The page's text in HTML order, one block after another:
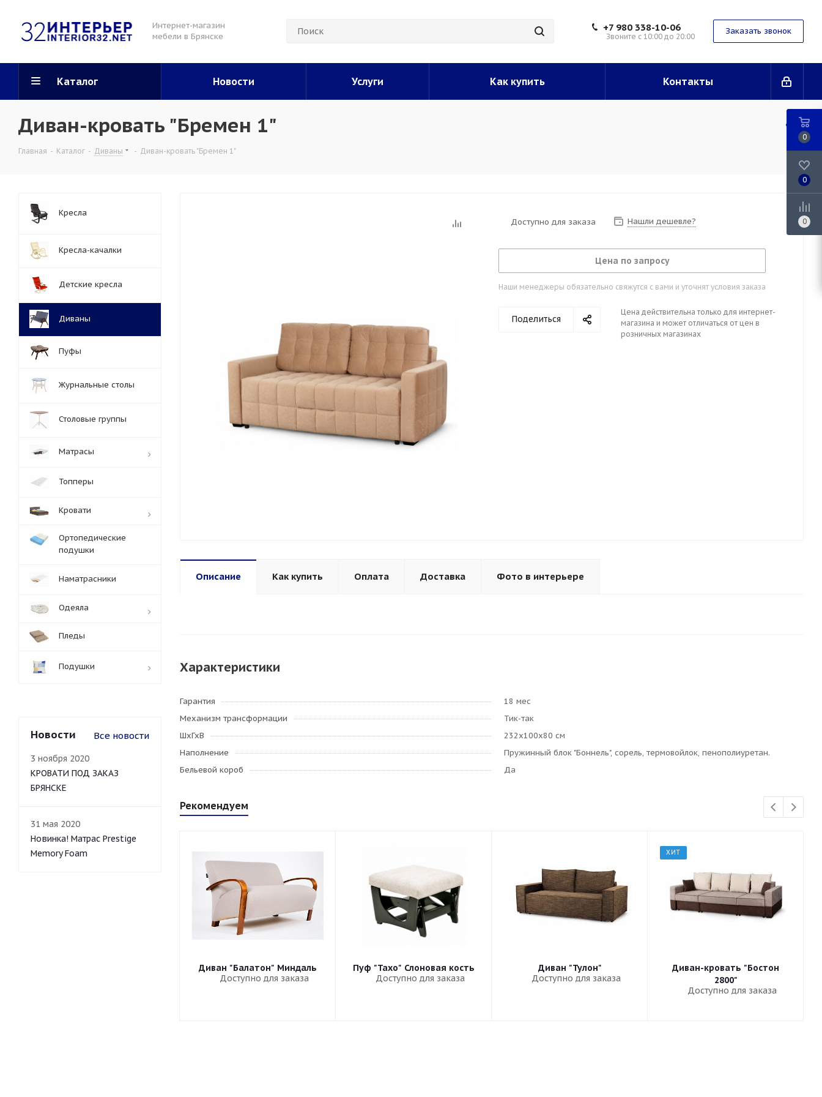
Интернет-магазин
мебели в Брянске
+7 980 338-10-06
Звоните с 10:00 до 20:00
Заказать звонок
Каталог Новости Услуги Как купить Контакты
Диван-кровать "Бремен 1"
Главная - Каталог - Диваны - Диван-кровать "Бремен 1"
Доступно для заказа Нашли дешевле?
Цена по запросу
Наши менеджеры обязательно свяжутся с вами и уточнят условия заказа
Поделиться
Цена действительна только для интернет-
магазина и может отличаться от цен в
розничных магазинах
Описание Как купить Оплата Доставка Фото в интерьере
Характеристики
Гарантия
18 мес
Механизм трансформации
Тик-так
ШхГхВ
232х100х80 см
Наполнение
Пружинный блок "Боннель", сорель, термовойлок, пенополиуретан.
Бельевой короб
Да
Рекомендуем
Диван "Балатон" Миндаль
Доступно для заказа
Пуф "Тахо" Слоновая кость
Доступно для заказа
Диван "Тулон"
Доступно для заказа
ХИТ
Диван-кровать "Бостон
2800"
Доступно для заказа
Кресла
Кресла-качалки
Детские кресла
Диваны
Пуфы
Журнальные столы
Столовые группы
Матрасы
Топперы
Кровати
Ортопедические
подушки
Наматрасники
Одеяла
Пледы
Подушки
Новости Все новости
3 ноября 2020
КРОВАТИ ПОД ЗАКАЗ
БРЯНСКЕ
31 мая 2020
Новинка! Матрас Prestige
Memory Foam
0
0
0